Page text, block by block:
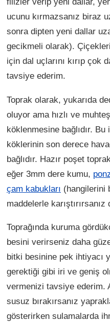
ucunu kırmazsanız biraz
sonra dipten yeni dallar
gecikmeli olarak).
için dal uçlarını kırıp çok
tavsiye ederim.
Toprak olarak, yukarıda
oluyor ama hızlı ve
köklenmesine bağlıdır.
köklerinin son derece
bağlıdır. Hazır poşet
eğer 3mm dere kumu,
çam kabukları (hangilerini
maddelerle
Toprağında kuruma
besini verirseniz daha
bitki besinine pek ihtiyacı
gerektiği gibi iri ve geniş
vermenizi tavsiye ederim.
susuz bırakırsanız
gösterirken sulamalarda